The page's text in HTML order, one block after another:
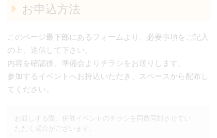
お申込方法
このページ最下部にあるフォームより、必要事項をご記入
の上、送信して下さい。
内容を確認後、準備会よりチラシをお送りします。
参加するイベントへお持込いただき、スペースから配布し
てください。
お渡しする際、併催イベントのチラシを同数同封させてい
ただく場合がございます。